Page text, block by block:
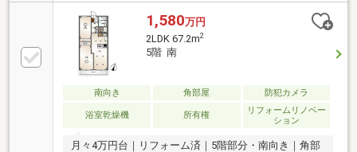
1,580万円
2LDK 67.2m2
5階 南
南向き 角部屋 防犯カメラ
浴室乾燥機 所有権
リフォームリノベー
ション
月々4万円台｜リフォーム済｜5階部分・南向き｜角部